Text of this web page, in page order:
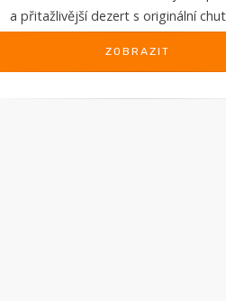
a přitažlivější dezert s originální
ZOBRAZIT